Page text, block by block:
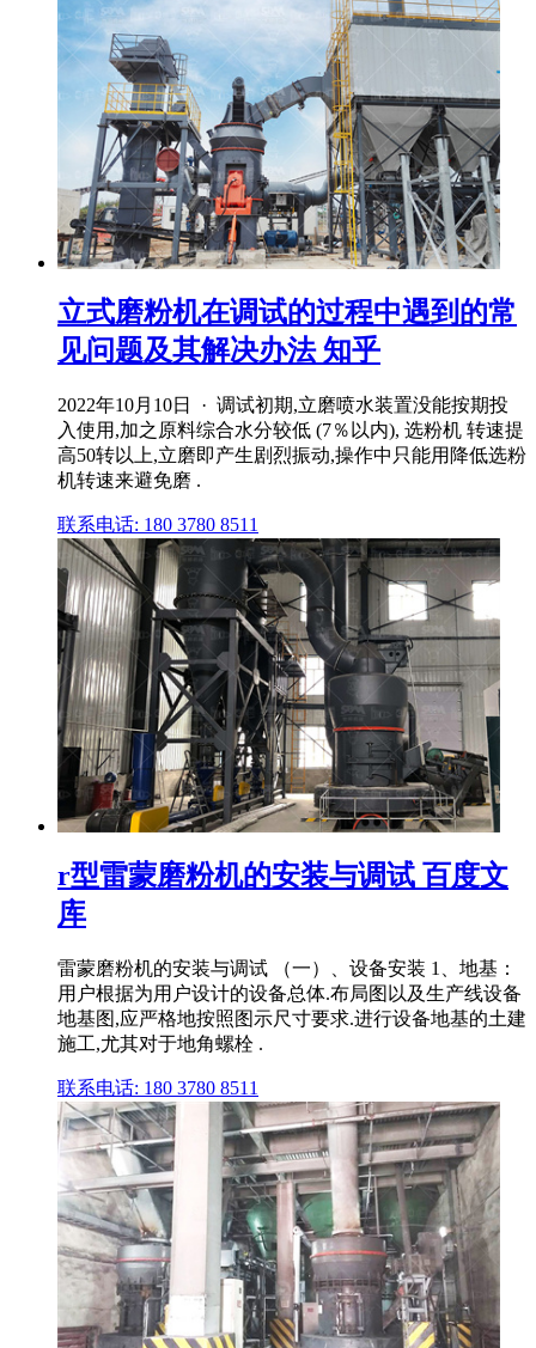
立式磨粉机在调试的过程中遇到的常
见问题及其解决办法 知乎
2022年10月10日 · 调试初期,立磨喷水装置没能按期投
入使用,加之原料综合水分较低 (7％以内), 选粉机 转速提
高50转以上,立磨即产生剧烈振动,操作中只能用降低选粉
机转速来避免磨 .
联系电话: 180 3780 8511
r型雷蒙磨粉机的安装与调试 百度文
库
雷蒙磨粉机的安装与调试 （一）、设备安装 1、地基：
用户根据为用户设计的设备总体.布局图以及生产线设备
地基图,应严格地按照图示尺寸要求.进行设备地基的土建
施工,尤其对于地角螺栓 .
联系电话: 180 3780 8511